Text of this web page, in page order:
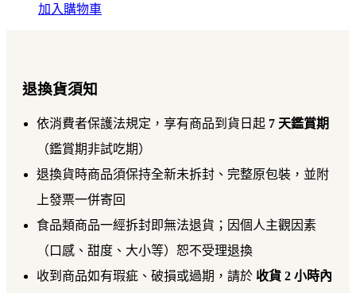
加入購物車
退換貨須知
依消費者保護法規定，享有商品到貨日起 7 天鑑賞期
（鑑賞期非試吃期）
退換貨時商品須保持全新未拆封、完整原包裝，並附
上發票一併寄回
食品類商品一經拆封即無法退貨；因個人主觀因素
（口感、甜度、大小等）恕不受理退換
收到商品如有瑕疵、破損或過期，請於 收貨 2 小時內